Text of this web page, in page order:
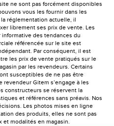
ne sont pas forcément disponibles
vous les fournir dans les
réglementation actuelle, il
librement ses prix de vente. Les
informative des tendances du
référencée sur le site est
Par conséquent, il est
les prix de vente pratiqués sur le
par les revendeurs. Certains
susceptibles de ne pas être
Gitem s’engage à les
constructeurs se réservent la
et références sans préavis. Nos
Les photos mises en ligne
des produits, elles ne sont pas
et modalités en magasin.